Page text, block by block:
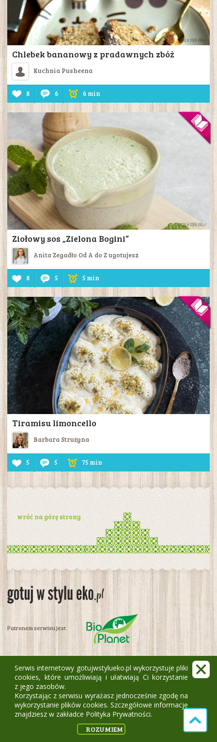
Chlebek bananowy z pradawnych zbóż
Kuchnia Pusheena
8 6 6 min
Ziołowy sos „Zielona Bogini”
Anita Zegadło Od A do Z ugotujesz
8 5 5 min
Tiramisu limoncello
Barbara Strużyna
5 5 75 min
wróć na górę strony
Patronem serwisu jest
Jak zacząć
FAQ
Wprowadzenie
Nagrody
Użytkownicy
Ranking
Serwis internetowy gotujwstylueko.pl wykorzystuje pliki
cookies, które umożliwiają i ułatwiają Ci korzystanie
z jego zasobów.
Korzystając z serwisu wyrażasz jednocześnie zgodę na
wykorzystanie plików cookies. Szczegółowe informacje
znajdziesz w zakładce Polityka Prywatności.
ROZUMIEM